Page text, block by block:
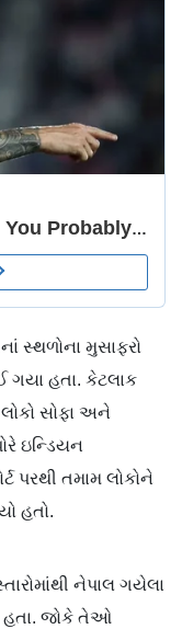
સ્થળોના મુસાફરો
ગયા હતા. કેટલાક
લોકો સોફા અને
ઇન્ડિયન
પરથી તમામ લોકોને
હતો.
નેપાલ ગયેલા
હતા. જોકે તેઓ